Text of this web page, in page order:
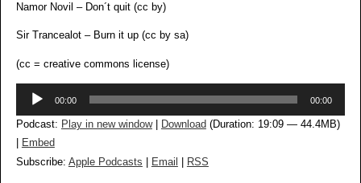
Namor Novil – Don´t quit (cc by)
Sir Trancealot – Burn it up (cc by sa)
(cc = creative commons license)
Audio-
00:00 00:00
Podcast: Play in new window| Download (Duration: 19:09 — 44.4MB)
Embed
Subscribe: Apple Podcasts Email RSS